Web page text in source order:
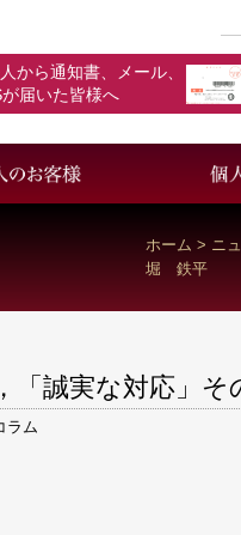
から通知書、メール、
届いた皆様へ
個人
ホーム > ニ
堀 鉄平
「誠実な対応
ラム